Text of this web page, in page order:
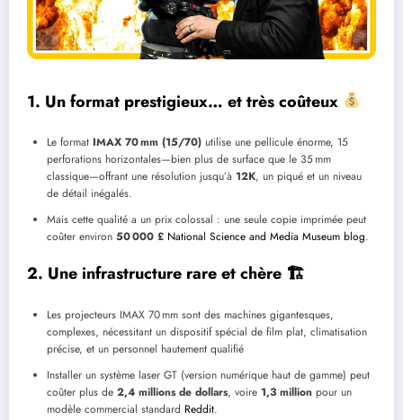
1. Un format prestigieux… et très coûteux
Le format IMAX 70 mm (15/70) utilise une pellicule énorme, 15
perforations horizontales—bien plus de surface que le 35 mm
classique—offrant une résolution jusqu’à 12K, un piqué et un niveau
de détail inégalés.
Mais cette qualité a un prix colossal : une seule copie imprimée peut
coûter environ 50 000 £ National Science and Media Museum blog.
2. Une infrastructure rare et chère 🏗
Les projecteurs IMAX 70 mm sont des machines gigantesques,
complexes, nécessitant un dispositif spécial de film plat, climatisation
précise, et un personnel hautement qualifié
Installer un système laser GT (version numérique haut de gamme) peut
coûter plus de 2,4 millions de dollars, voire 1,3 million pour un
modèle commercial standard Reddit.